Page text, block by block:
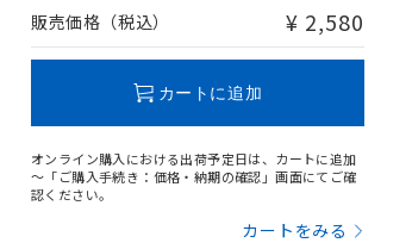
販売価格（税込） ¥ 2,580
カートに追加
オンライン購入における出荷予定日は、カートに追加
～「ご購入手続き：価格・納期の確認」画面にてご確
認ください。
カートをみる